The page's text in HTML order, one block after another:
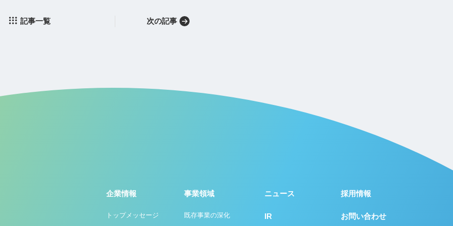
記事一覧 次の記事
企業情報
トップメッセージ
事業領域
既存事業の深化
ニュース
IR
採用情報
お問い合わせ